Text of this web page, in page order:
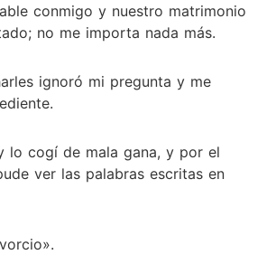
conmigo y nuestro matrimonio
no me importa nada más.
ignoró mi pregunta y me
lo cogí de mala gana, y por el
ver las palabras escritas en